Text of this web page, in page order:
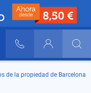
900 10 30 20
Login
de la propiedad de Barcelona